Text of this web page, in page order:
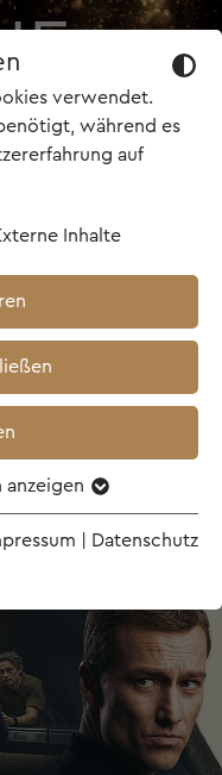
verwendet.
während es
auf
Inhalte
Datenschutz